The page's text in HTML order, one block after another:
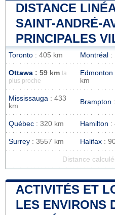
DISTANCE
SAINT-ANDRÉ-
PRINCIPALES
Toronto : 405 km Montréal :
Ottawa : 59 km
la
plus proche
Edmonton
km
Mississauga : 433
km
Brampton
Québec : 320 km Hamilton :
Surrey : 3557 km Halifax :
Distance
ACTIVITÉS ET
LES ENVIRONS